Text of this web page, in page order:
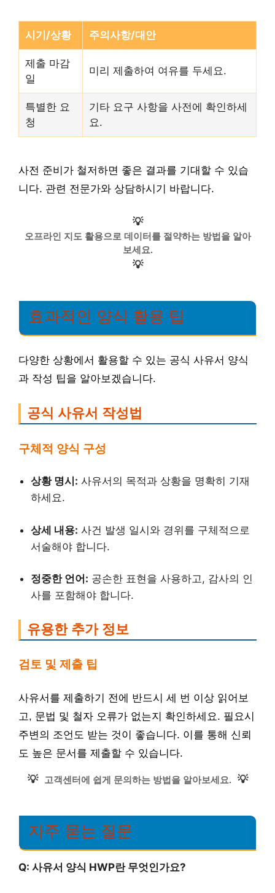
시기/상황 주의사항/대안
제출 마감
일
미리 제출하여 여유를 두세요.
특별한 요
청
기타 요구 사항을 사전에 확인하세
요.
사전 준비가 철저하면 좋은 결과를 기대할 수 있습
니다. 관련 전문가와 상담하시기 바랍니다.
💡
오프라인 지도 활용으로 데이터를 절약하는 방법을 알아
보세요.
💡
효과적인 양식 활용 팁
다양한 상황에서 활용할 수 있는 공식 사유서 양식
과 작성 팁을 알아보겠습니다.
공식 사유서 작성법
구체적 양식 구성
상황 명시: 사유서의 목적과 상황을 명확히 기재
하세요.
상세 내용: 사건 발생 일시와 경위를 구체적으로
서술해야 합니다.
정중한 언어: 공손한 표현을 사용하고, 감사의 인
사를 포함해야 합니다.
유용한 추가 정보
검토 및 제출 팁
사유서를 제출하기 전에 반드시 세 번 이상 읽어보
고, 문법 및 철자 오류가 없는지 확인하세요. 필요시
주변의 조언도 받는 것이 좋습니다. 이를 통해 신뢰
도 높은 문서를 제출할 수 있습니다.
💡 고객센터에 쉽게 문의하는 방법을 알아보세요. 💡
자주 묻는 질문
Q: 사유서 양식 HWP란 무엇인가요?